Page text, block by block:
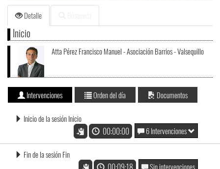
Detalle
Inicio
Atta Pérez Francisco Manuel - Asociación Barrios - Valsequillo
Intervenciones Orden del día Documentos
Inicio de la sesión Inicio
00:00:00 6 Intervenciones
Fin de la sesión Fin
Sin intervenciones